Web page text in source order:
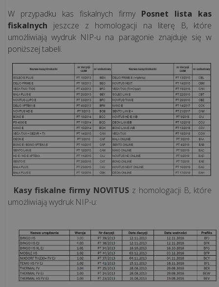
Kawa
podawana
przez
misia
technologia
odporna
na
mróz.
Zob...
Niezawodna
infrastruktura
fiskalna
dla
rosnącej
„Krzepka
Rzepka”
W przypadku kas fiskalnych firmy Posnet lista kas
fiskalnych jeszcze z homologacji na literę B, które
umożliwiają wydruk NIP-u na paragonie znajduje się w
poniższej tabeli.
Kasy fiskalne firmy NOVITUSz homologacji B, które
umożliwiają wydruk NIP-u: